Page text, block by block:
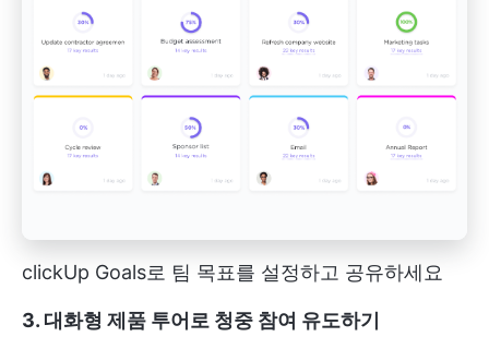
clickUp Goals로 팀 목표를 설정하고 공유하세요
3. 대화형 제품 투어로 청중 참여 유도하기